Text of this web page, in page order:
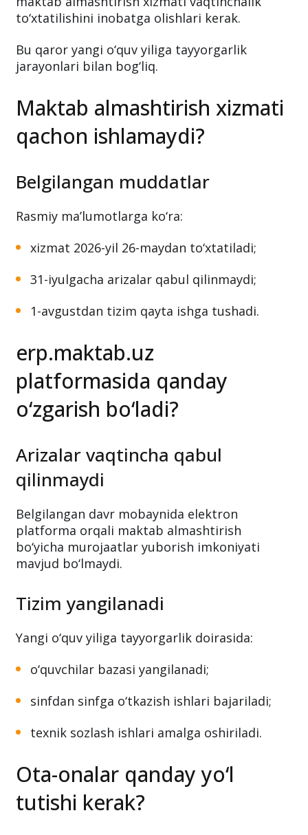
to‘xtatilishini inobatga olishlari kerak.
Bu qaror yangi o‘quv yiliga tayyorgarlik
jarayonlari bilan bog‘liq.
Maktab almashtirish xizmati
qachon ishlamaydi?
Belgilangan muddatlar
Rasmiy ma’lumotlarga ko‘ra:
xizmat 2026-yil 26-maydan to‘xtatiladi;
31-iyulgacha arizalar qabul qilinmaydi;
1-avgustdan tizim qayta ishga tushadi.
erp.maktab.uz
platformasida qanday
o‘zgarish bo‘ladi?
Arizalar vaqtincha qabul
qilinmaydi
Belgilangan davr mobaynida elektron
platforma orqali maktab almashtirish
bo‘yicha murojaatlar yuborish imkoniyati
mavjud bo‘lmaydi.
Tizim yangilanadi
Yangi o‘quv yiliga tayyorgarlik doirasida:
o‘quvchilar bazasi yangilanadi;
sinfdan sinfga o‘tkazish ishlari bajariladi;
texnik sozlash ishlari amalga oshiriladi.
Ota-onalar qanday yo‘l
tutishi kerak?